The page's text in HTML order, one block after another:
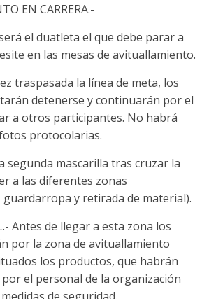
EN CARRERA.-
el duatleta el que debe parar a
en las mesas de avituallamiento.
traspasada la línea de meta, los
detenerse y continuarán por el
a otros participantes. No habrá
protocolarias.
segunda mascarilla tras cruzar la
a las diferentes zonas
y retirada de material).
Antes de llegar a esta zona los
por la zona de avituallamiento
los productos, que habrán
el personal de la organización
de seguridad.